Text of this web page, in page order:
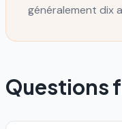
généralement dix
Questions